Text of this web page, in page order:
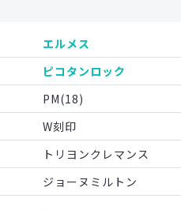
エルメス
ピコタンロック
PM(18)
W刻印
トリヨンクレマンス
ジョーヌミルトン